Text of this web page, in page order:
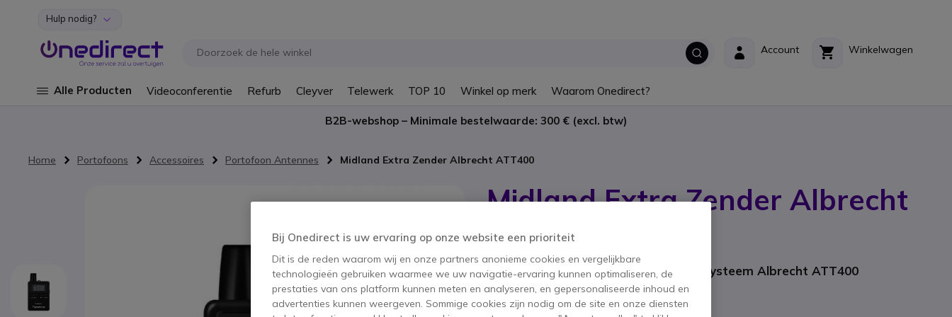
Ga naar de inhoud
Hulp nodig?
Winkelwagen
Account
Alle Producten Videoconferentie Refurb Cleyver Telewerk TOP 10 Winkel op merk Waarom Onedirect?
B2B-webshop – Minimale bestelwaarde: 300 € (excl. btw)
Home Portofoons Accessoires Portofoon Antennes Midland Extra Zender Albrecht ATT400
Midland Extra Zender Albrecht
ATT400
SKU ALBTR400T // Referentie fabrikant: 29971
Extra zender voor het communicatiesysteem Albrecht ATT400
BESPAAR 2,00 €
Bij Onedirect is uw ervaring op onze website een prioriteit
Dit is de reden waarom wij en onze partners anonieme cookies en vergelijkbare
technologieën gebruiken waarmee we uw navigatie-ervaring kunnen optimaliseren, de
prestaties van ons platform kunnen meten en analyseren, en gepersonaliseerde inhoud en
advertenties kunnen weergeven. Sommige cookies zijn nodig om de site en onze diensten